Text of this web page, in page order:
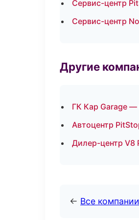
Сервис-центр
Сервис-центр
Другие
ГК Кар Garage —
Автоцентр
Дилер-центр V8
← Все